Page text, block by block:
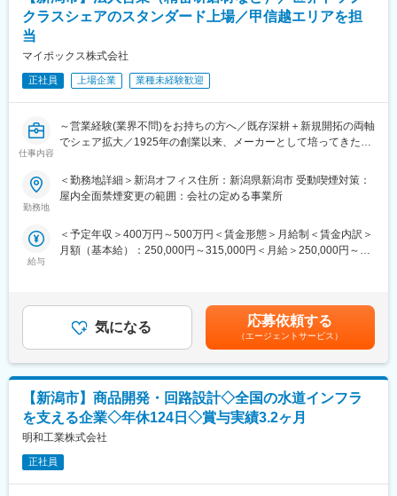
新潟県長岡市栃尾地区に蔵を構える、1845年創業の酒蔵。
豪雪地帯として知られる栃尾の自然環境と雪解け水を活かした酒
主力ブランド「山城屋」は、東京をはじめとする都市部の寿司店
や高級和食店を中心に採用されており、板前同士の横のつながり
を通じて販路拡大。現在は東京・大阪・広島・仙台などの都市圏
へ展開し、海外市場への輸出も進んでいる。
＜商品ブランド＞
「壱醸」
・伝統銘柄「越の鶴」
るブランドとして育っている。
その中で中核企業である同社は、街づくりと災害復旧、そして社
日本初の重仮設資材リース会社として創業し、業界5大大手の１
成長企業です。
スーパーゼネコンや官公庁の依頼の社会的貢献度の高いプロジェ
クトのほか、
ド・強度などから津波により崩壊した30の橋のうち、29橋を当社
の仮設橋梁で対応しています。
詳細規定はありますが、住宅手当 自己負担額1万円／月といった
寮・社宅制度、出張手当や資格取得奨励制度などあり。
業界全体で市場のニーズが高まっています。近年、地震、台風、
大雨による自然災害が増加しており、政府主導での自然災害への
防災・減災対策の動きなどでニーズが拡大しています。
クラスシェアのスタンダード上場／甲信越エリアを担
当
マイポックス株式会社
正社員 上場企業 業種未経験歓迎
仕事内容
～営業経験(業界不問)をお持ちの方へ／既存深耕＋新規開拓の両軸
でシェア拡大／1925年の創業以来、メーカーとして培ってきた当
業～
■業務内容
当いただきます。既存顧客との関係構築・深耕に加え、新規顧客
の開拓にも取り組み、エリア全体のビジネス拡大を推進していた
・自社製品を軸としたソリューション提案
・顧客課題のヒアリングおよび最適な製品・サービスの提案
・アップセル・クロスセルの企画・実行
※既存：新規＝８：２
※新規営業についても、完全な飛び込み営業ではなく、既存顧客と
関係性のある企業やニーズが顕在化している企業への提案が中心
です。
◇取扱製品：https://product.mipox.co.jp/productinfo/
一般研磨布紙、サンドペーパーを中心とした研磨材、研磨装置お
勤務地
＜勤務地詳細＞新潟オフィス住所：新潟県新潟市 受動喫煙対策：
屋内全面禁煙変更の範囲：会社の定める事業所
給与
＜予定年収＞400万円～500万円＜賃金形態＞月給制＜賃金内訳＞
月額（基本給）：250,000円～315,000円＜月給＞250,000円～
給(月額)は固定手当を含めた表記です。
気になる 応募依頼する
（エージェントサービス）
【新潟市】商品開発・回路設計◇全国の水道インフラ
を支える企業◇年休124日◇賞与実績3.2ヶ月
明和工業株式会社
正社員